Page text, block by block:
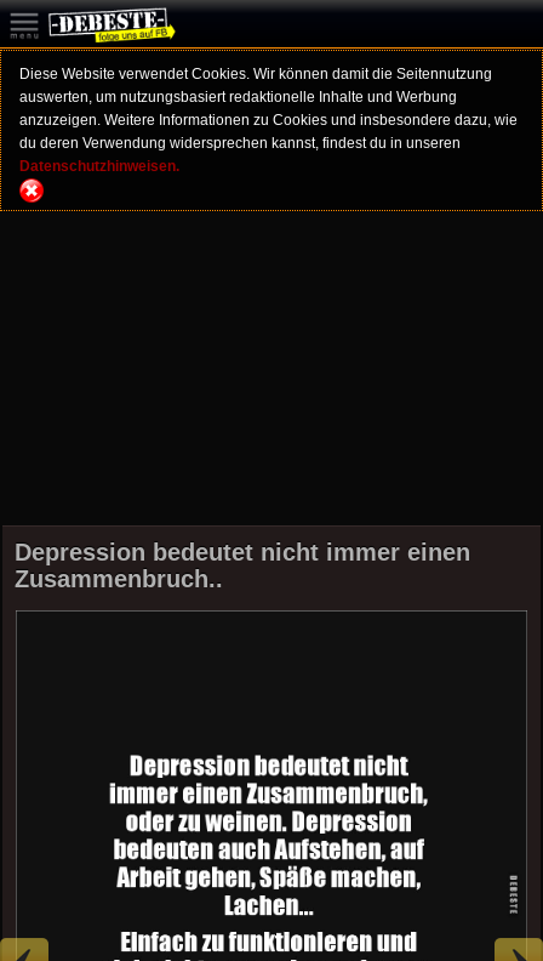
Diese Website verwendet Cookies. Wir können damit die Seitennutzung
auswerten, um nutzungsbasiert redaktionelle Inhalte und Werbung
anzuzeigen. Weitere Informationen zu Cookies und insbesondere dazu, wie
du deren Verwendung widersprechen kannst, findest du in unseren
Datenschutzhinweisen.
Depression bedeutet nicht immer einen
Zusammenbruch..